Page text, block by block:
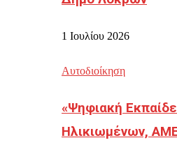
1 Ιουλίου 2026
Αυτοδιοίκηση
«Ψηφιακή
Ηλικιωμένων,